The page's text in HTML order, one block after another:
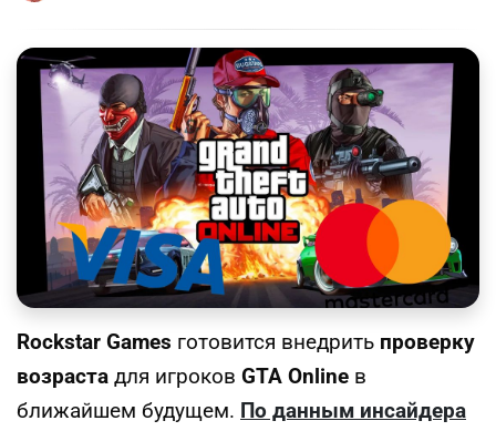
Rockstar Games готовится внедрить проверку
возраста для игроков GTA Online в
ближайшем будущем. По данным инсайдера